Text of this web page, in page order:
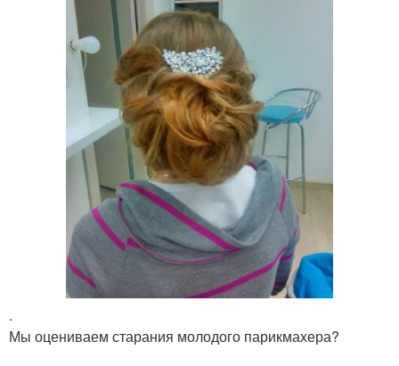
.
Мы оцениваем старания молодого парикмахера?